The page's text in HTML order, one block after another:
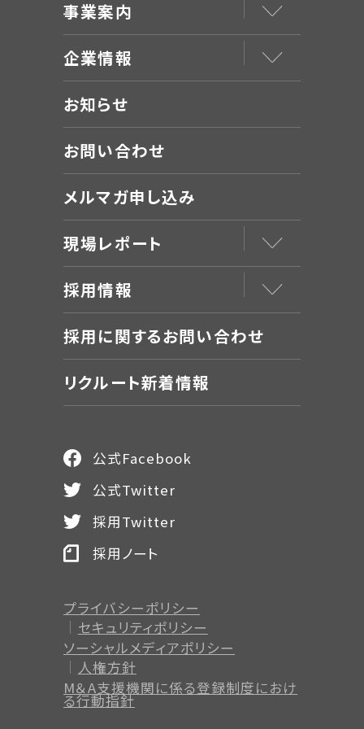
事業案内
企業情報
お知らせ
お問い合わせ
メルマガ申し込み
現場レポート
採用情報
採用に関するお問い合わせ
リクルート新着情報
プライバシーポリシー
セキュリティポリシー
ソーシャルメディアポリシー
人権方針
M＆A支援機関に係る登録制度におけ
る行動指針
公式Facebook
公式Twitter
採用Twitter
採用ノート